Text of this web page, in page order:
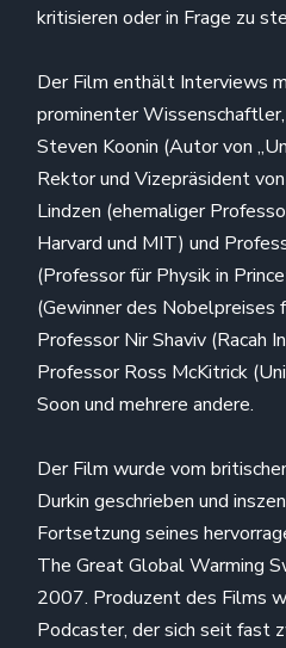
kritisieren oder in Frage zu
Der Film enthält Interviews
prominenter
Steven Koonin (Autor von
Rektor und Vizepräsident
Lindzen (ehemaliger
Harvard und MIT) und
(Professor für Physik in
(Gewinner des Nobelpreises
Professor Nir Shaviv (Racah
Professor Ross McKitrick
Soon und mehrere andere.
Der Film wurde vom
Durkin geschrieben und
Fortsetzung seines
The Great Global Warming
2007. Produzent des Films
Podcaster, der sich seit fast